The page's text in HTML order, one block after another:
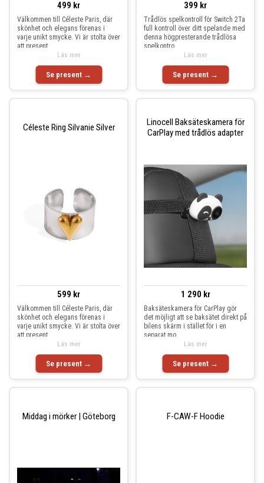
499 kr
Välkommen till Céleste Paris, där
skönhet och elegans förenas i
varje unikt smycke. Vi är stolta över
att present
Se present →
Läs mer
399 kr
Trådlös spelkontroll för Switch 2Ta
full kontroll över ditt spelande med
denna högpresterande trådlösa
spelkontro
Se present →
Läs mer
Céleste Ring Silvanie Silver
599 kr
Välkommen till Céleste Paris, där
skönhet och elegans förenas i
varje unikt smycke. Vi är stolta över
att present
Se present →
Läs mer
Linocell Baksäteskamera för
CarPlay med trådlös adapter
1 290 kr
Baksäteskamera för CarPlay gör
det möjligt att se baksätet direkt på
bilens skärm i stället för i en
separat mo
Se present →
Läs mer
Middag i mörker | Göteborg F-CAW-F Hoodie